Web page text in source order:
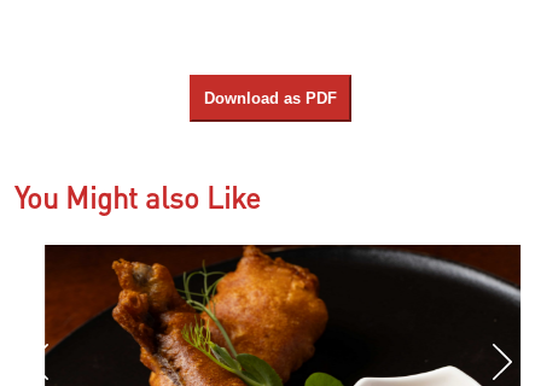
Download as PDF
You Might also Like